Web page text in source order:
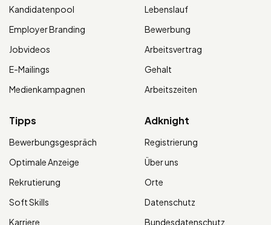
Kandidatenpool
Employer Branding
Jobvideos
E-Mailings
Medienkampagnen
Lebenslauf
Bewerbung
Arbeitsvertrag
Gehalt
Arbeitszeiten
Tipps
Bewerbungsgespräch
Optimale Anzeige
Rekrutierung
Soft Skills
Karriere
Adknight
Registrierung
Über uns
Orte
Datenschutz
Bundesdatenschutz